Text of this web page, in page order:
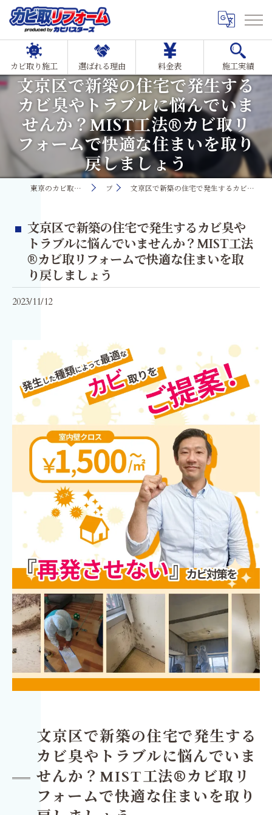
カビ取り施工 選ばれる理由 料金表 施工実績
文京区で新築の住宅で発生する
カビ臭やトラブルに悩んでいま
せんか？MIST工法®カビ取リ
フォームで快適な住まいを取り
戻しましょう
東京のカビ取り・カビ対策ならMIST工法®カビ取リフォーム ブログ 文京区で新築の住宅で発生するカビ臭やトラブルに悩んでいませんか？MIST工法®カビ取リフォームで快適な住まいを取り戻しましょう
文京区で新築の住宅で発生するカビ臭や
トラブルに悩んでいませんか？MIST工法
®カビ取リフォームで快適な住まいを取
り戻しましょう
2023/11/12
文京区で新築の住宅で発生する
カビ臭やトラブルに悩んでいま
せんか？MIST工法®カビ取リ
フォームで快適な住まいを取り